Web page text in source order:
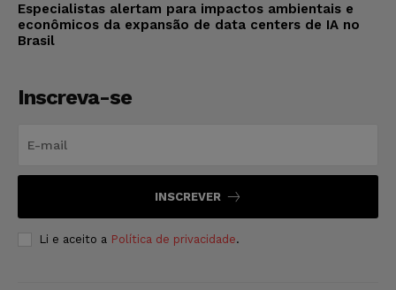
Especialistas alertam para impactos ambientais e
econômicos da expansão de data centers de IA no
Brasil
Inscreva-se
INSCREVER
Li e aceito a Política de privacidade.